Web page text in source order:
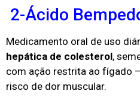
2-Ácido
Medicamento oral de uso
hepática de colesterol,
com ação restrita ao fígado
risco de dor muscular.